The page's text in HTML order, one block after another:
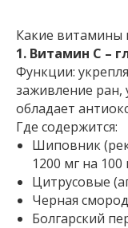
Какие витамины
1. Витамин С –
Функции:
заживление ран,
обладает
Где содержится:
Шиповник
1200 мг на 100
Цитрусовые
Черная
Болгарский